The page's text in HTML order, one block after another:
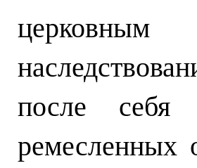
после себя
ремесленных